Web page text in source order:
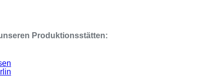
Produktionsstätten: